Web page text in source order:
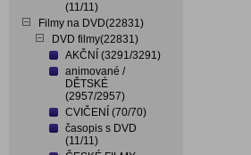
(11/11)
Filmy na DVD(22831)
DVD filmy(22831)
AKČNÍ (3291/3291)
animované /
DĚTSKÉ
(2957/2957)
CVIČENÍ (70/70)
časopis s DVD
(11/11)